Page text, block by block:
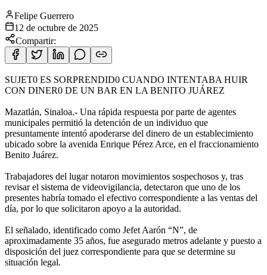
Felipe Guerrero
12 de octubre de 2025
Compartir:
SUJET0 ES SORPRENDID0 CUANDO INTENTABA HUIR
CON DINER0 DE UN BAR EN LA BENITO JUÁREZ
Mazatlán, Sinaloa.- Una rápida respuesta por parte de agentes
municipales permitió la detención de un individuo que
presuntamente intentó apoderarse del dinero de un establecimiento
ubicado sobre la avenida Enrique Pérez Arce, en el fraccionamiento
Benito Juárez.
Trabajadores del lugar notaron movimientos sospechosos y, tras
revisar el sistema de videovigilancia, detectaron que uno de los
presentes habría tomado el efectivo correspondiente a las ventas del
día, por lo que solicitaron apoyo a la autoridad.
El señalado, identificado como Jefet Aarón “N”, de
aproximadamente 35 años, fue asegurado metros adelante y puesto a
disposición del juez correspondiente para que se determine su
situación legal.